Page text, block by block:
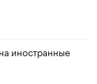
иностранные